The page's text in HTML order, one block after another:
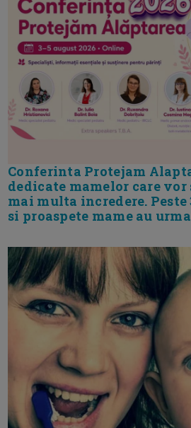
Conferinta Protejam
dedicate mamelor care vor
mai multa incredere. Peste
si proaspete mame au